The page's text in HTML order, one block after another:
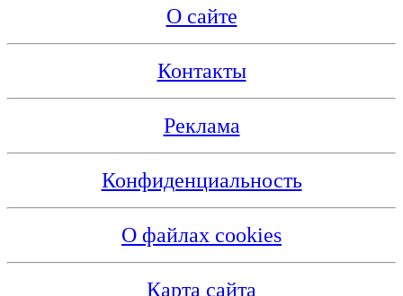
О сайте
Контакты
Реклама
Конфиденциальность
О файлах cookies
Карта сайта